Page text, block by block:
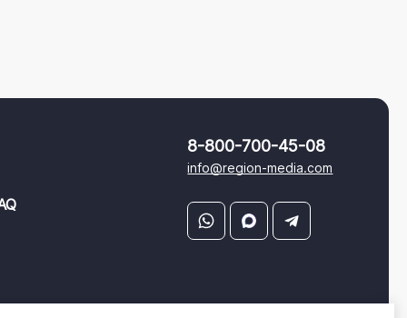
8-800-700-45-08
info@region-media.com